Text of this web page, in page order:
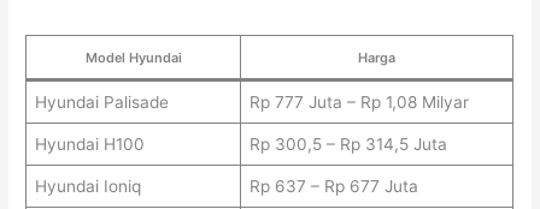
Model Hyundai Harga
Hyundai Palisade Rp 777 Juta – Rp 1,08 Milyar
Hyundai H100 Rp 300,5 – Rp 314,5 Juta
Hyundai Ioniq Rp 637 – Rp 677 Juta